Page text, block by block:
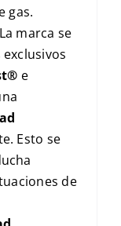
gas.
La marca se
e
Esto se
de